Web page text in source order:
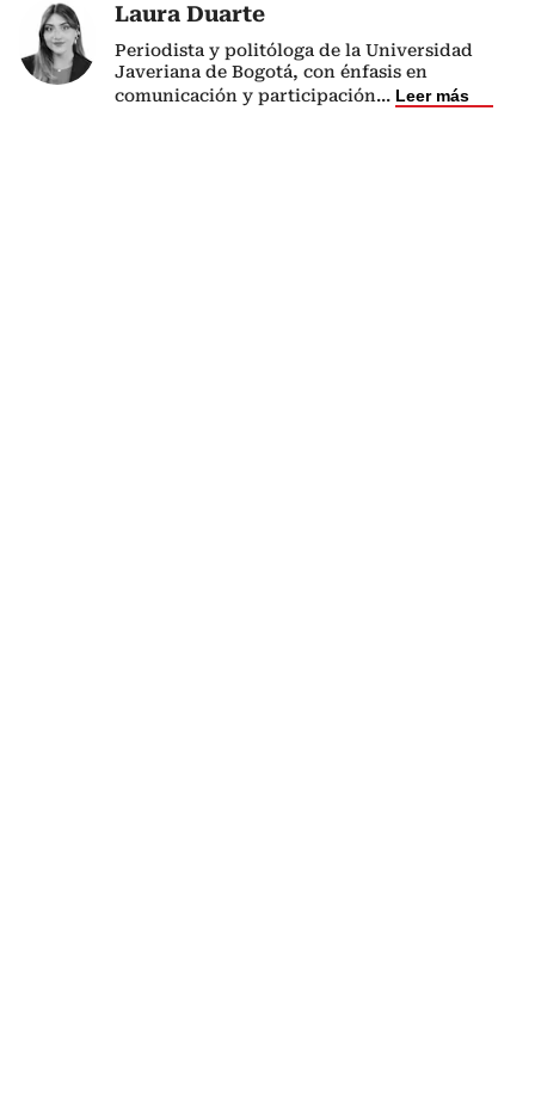
Laura Duarte
Periodista y politóloga de la Universidad
Javeriana de Bogotá, con énfasis en
comunicación y participación... Leer más